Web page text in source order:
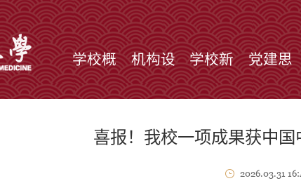
学校概
况
机构设
置
学校新
闻
党建思
政
喜报！我校一项成果获中
2026.03.31